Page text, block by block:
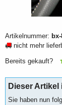
Artikelnummer:
nicht mehr
Bereits gekauft?
Dieser Artikel
Sie haben nun